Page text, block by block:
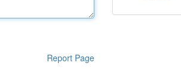
Report Page